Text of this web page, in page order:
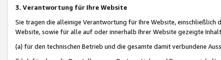
3. Verantwortung für Ihre Website
Sie tragen die alleinige Verantwortung für Ihre Website,
Website, sowie für alle auf oder innerhalb Ihrer Website gezeigte
(a) für den technischen Betrieb und die gesamte damit verbundene